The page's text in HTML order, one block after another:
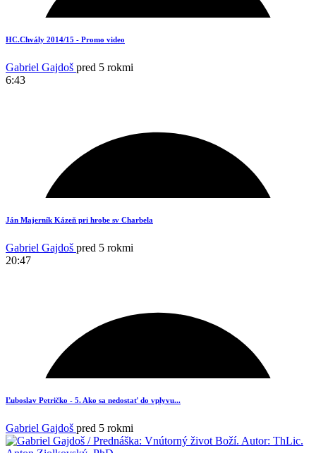
3
1
HC.Chvály 2014/15 - Promo video
Gabriel Gajdoš pred 5 rokmi
6:43
1
Ján Majerník Kázeň pri hrobe sv Charbela
Gabriel Gajdoš pred 5 rokmi
20:47
Ľuboslav Petričko - 5. Ako sa nedostať do vplyvu...
Gabriel Gajdoš pred 5 rokmi